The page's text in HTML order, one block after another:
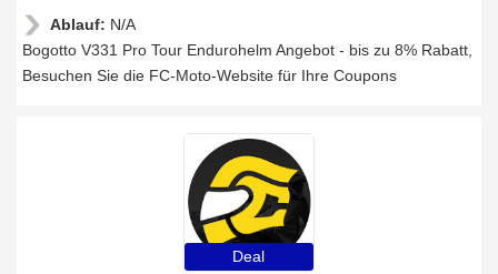
Ablauf: N/A
Bogotto V331 Pro Tour Endurohelm Angebot - bis zu 8% Rabatt,
Besuchen Sie die FC-Moto-Website für Ihre Coupons
Deal